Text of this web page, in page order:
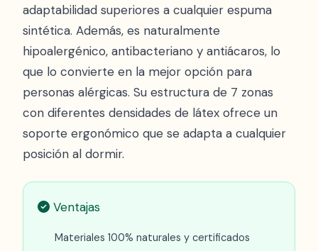
adaptabilidad superiores a cualquier espuma
sintética. Además, es naturalmente
hipoalergénico, antibacteriano y antiácaros, lo
que lo convierte en la mejor opción para
personas alérgicas. Su estructura de 7 zonas
con diferentes densidades de látex ofrece un
soporte ergonómico que se adapta a cualquier
posición al dormir.
Ventajas
Materiales 100% naturales y certificados